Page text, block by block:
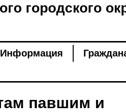
городского
Информация
павшим и